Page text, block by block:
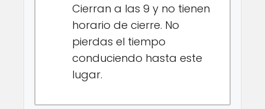
Cierran a las 9 y no tienen
horario de cierre. No
pierdas el tiempo
conduciendo hasta este
lugar.